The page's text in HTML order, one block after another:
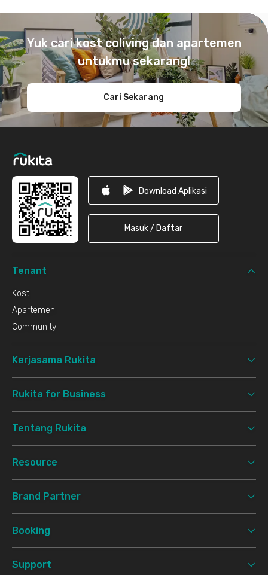
Yuk cari kost coliving dan apartemen
untukmu sekarang!
Cari Sekarang
Download Aplikasi
Masuk / Daftar
Tenant
Kost
Apartemen
Community
Kerjasama Rukita
Rukita for Business
Tentang Rukita
Resource
Brand Partner
Booking
Support